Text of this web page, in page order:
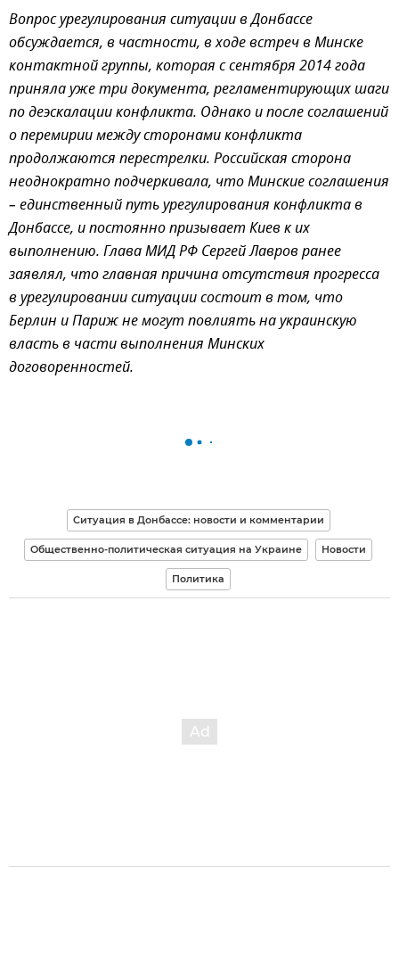
Вопрос урегулирования ситуации в Донбассе
обсуждается, в частности, в ходе встреч в Минске
контактной группы, которая с сентября 2014 года
приняла уже три документа, регламентирующих шаги
по деэскалации конфликта. Однако и после соглашений
о перемирии между сторонами конфликта
продолжаются перестрелки. Российская сторона
неоднократно подчеркивала, что Минские соглашения
– единственный путь урегулирования конфликта в
Донбассе, и постоянно призывает Киев к их
выполнению. Глава МИД РФ Сергей Лавров ранее
заявлял, что главная причина отсутствия прогресса
в урегулировании ситуации состоит в том, что
Берлин и Париж не могут повлиять на украинскую
власть в части выполнения Минских
договоренностей.
Ситуация в Донбассе: новости и комментарии
Общественно-политическая ситуация на Украине Новости
Политика